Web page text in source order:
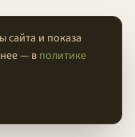
асфальт.
сайта и показа
— в политике